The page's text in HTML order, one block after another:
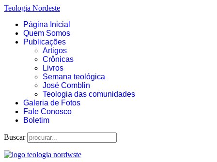
Teologia Nordeste
Página Inicial
Quem Somos
Publicações
Artigos
Crônicas
Livros
Semana teológica
José Comblin
Teologia das comunidades
Galeria de Fotos
Fale Conosco
Boletim
Buscar